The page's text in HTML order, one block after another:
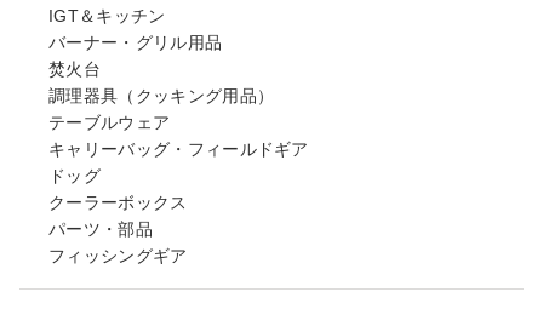
IGT＆キッチン
バーナー・グリル用品
焚火台
調理器具（クッキング用品）
テーブルウェア
キャリーバッグ・フィールドギア
ドッグ
クーラーボックス
パーツ・部品
フィッシングギア